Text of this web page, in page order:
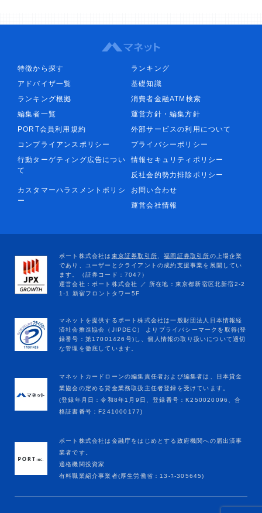
特徴から探す
ランキング
アドバイザ一覧
基礎知識
ランキング根拠
消費者金融ATM検索
編集者一覧
運営方針・編集方針
PORT会員利用規約
外部サービスの利用について
コンプライアンスポリシー
プライバシーポリシー
行動ターゲティング広告につい
て
情報セキュリティポリシー
反社会的勢力排除ポリシー
カスタマーハラスメントポリシ
ー
お問い合わせ
運営会社情報
マネットカードローンの編集責任者および編集者は、日本貸金
業協会の定める貸金業務取扱主任者登録を受けています。
(登録年月日：令和8年1月9日、登録番号：K250020096、合
格証書番号：F241000177)
ポート株式会社は金融庁をはじめとする政府機関への届出済事
業者です。
適格機関投資家
有料職業紹介事業者(厚生労働省：13-ﾕ-305645)